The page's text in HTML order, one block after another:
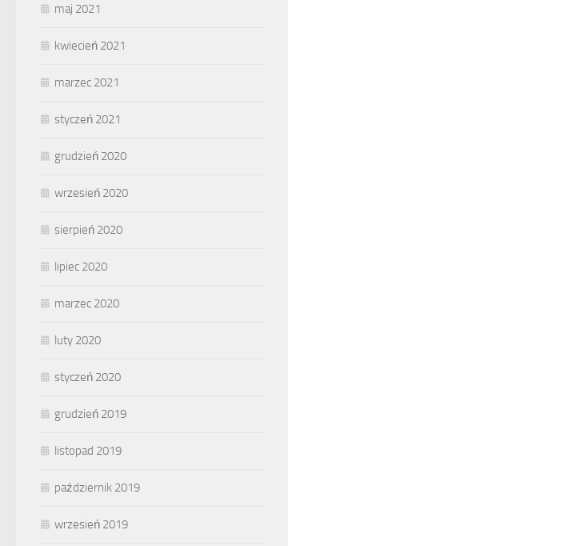
maj 2021
kwiecień 2021
marzec 2021
styczeń 2021
grudzień 2020
wrzesień 2020
sierpień 2020
lipiec 2020
marzec 2020
luty 2020
styczeń 2020
grudzień 2019
listopad 2019
październik 2019
wrzesień 2019